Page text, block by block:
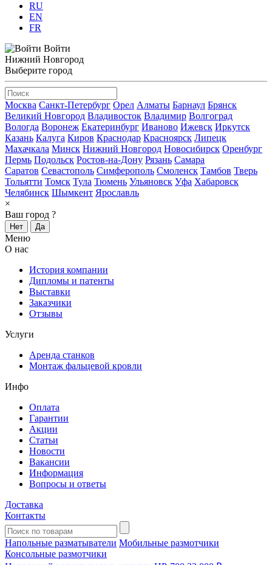
RU
EN
FR
Войти
Нижний Новгород
Выберите город
Москва Санкт-Петербург Орел Алматы Барнаул Брянск
Великий Новгород Владивосток Владимир Волгоград
Вологда Воронеж Екатеринбург Иваново Ижевск Иркутск
Казань Калуга Киров Краснодар Красноярск Липецк
Махачкала Минск Нижний Новгород Новосибирск Оренбург
Пермь Подольск Ростов-на-Дону Рязань Самара
Саратов Севастополь Симферополь Смоленск Тамбов Тверь
Тольятти Томск Тула Тюмень Ульяновск Уфа Хабаровск
Челябинск Шымкент Ярославль
×
Ваш город ?
Нет Да
Меню
О нас
История компании
Дипломы и патенты
Выставки
Заказчики
Отзывы
Услуги
Аренда станков
Монтаж фальцевой кровли
Инфо
Оплата
Гарантии
Акции
Статьи
Новости
Вакансии
Информация
Вопросы и ответы
Доставка
Контакты
Напольные разматыватели Мобильные размотчики
Консольные размотчики